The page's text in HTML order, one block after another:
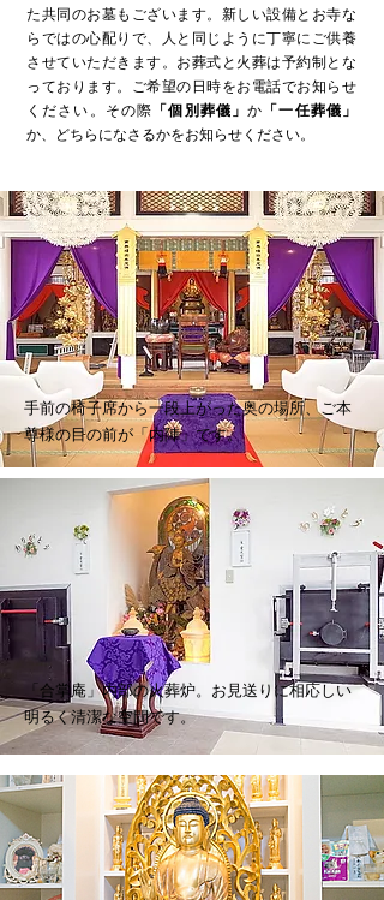
た共同のお墓もございます。新しい設備とお寺な
らではの心配りで、人と同じように丁寧にご供養
させていただきます。お葬式と火葬は予約制とな
っております。ご希望の日時をお電話でお知らせ
ください。その際 「個別葬儀」か 「一任葬儀」
か、どちらになさるかをお知らせください。
手前の椅子席から一段上がった奥の場所、ご本
尊様の目の前が「内陣」です。
「合掌庵」内部の火葬炉。お見送りに相応しい
明るく清潔な空間です。